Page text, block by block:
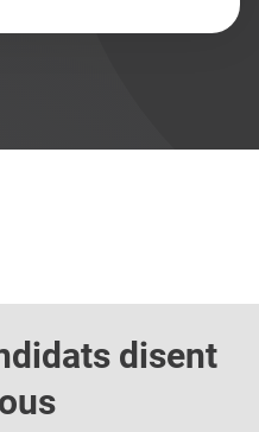
disent